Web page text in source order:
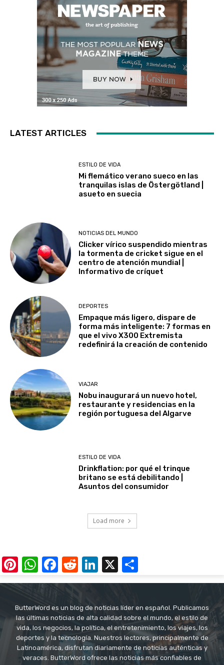
LATEST ARTICLES
ESTILO DE VIDA
Mi flemático verano sueco en las
tranquilas islas de Östergötland |
asueto en suecia
NOTICIAS DEL MUNDO
Clicker vírico suspendido mientras
la tormenta de cricket sigue en el
centro de atención mundial |
Informativo de críquet
DEPORTES
Empaque más ligero, dispare de
forma más inteligente: 7 formas en
que el vivo X300 Extremista
redefinirá la creación de contenido
VIAJAR
Nobu inaugurará un nuevo hotel,
restaurante y residencias en la
región portuguesa del Algarve
ESTILO DE VIDA
Drinkflation: por qué el trinque
britano se está debilitando |
Asuntos del consumidor
Load more
Pinterest
WhatsApp
Facebook
RedditLinkedIn
X
ButterWord es un blog de noticias líder en español. Publicamos
las últimas noticias de alta calidad sobre el mundo, el estilo de
vida, los negocios, la política, el entretenimiento, los viajes, los
deportes y la tecnología. Nuestros lectores, principalmente de
Latinoamérica, disfrutan diariamente de noticias auténticas y
veraces. ButterWord ofrece las noticias más confiables de